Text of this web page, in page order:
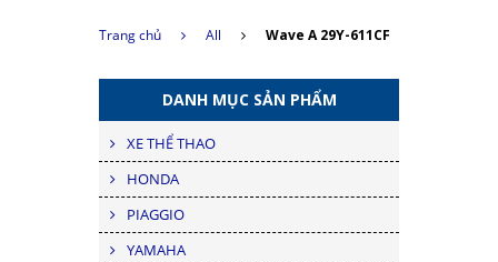
Trang chủ All Wave A 29Y-611CF
DANH MỤC SẢN PHẨM
XE THỂ THAO
HONDA
PIAGGIO
YAMAHA